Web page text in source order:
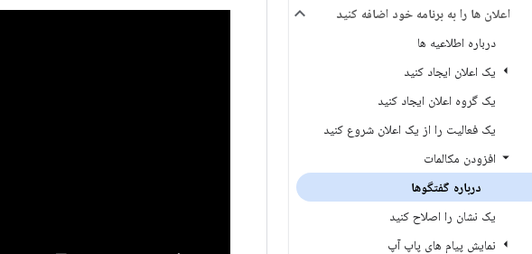
اعلان ها را به برنامه خود اضافه کنید
درباره اطلاعیه ها
یک اعلان ایجاد کنید
یک گروه اعلان ایجاد کنید
یک فعالیت را از یک اعلان شروع کنید
افزودن مکالمات
درباره گفتگوها
یک نشان را اصلاح کنید
نمایش پیام های پاپ آپ